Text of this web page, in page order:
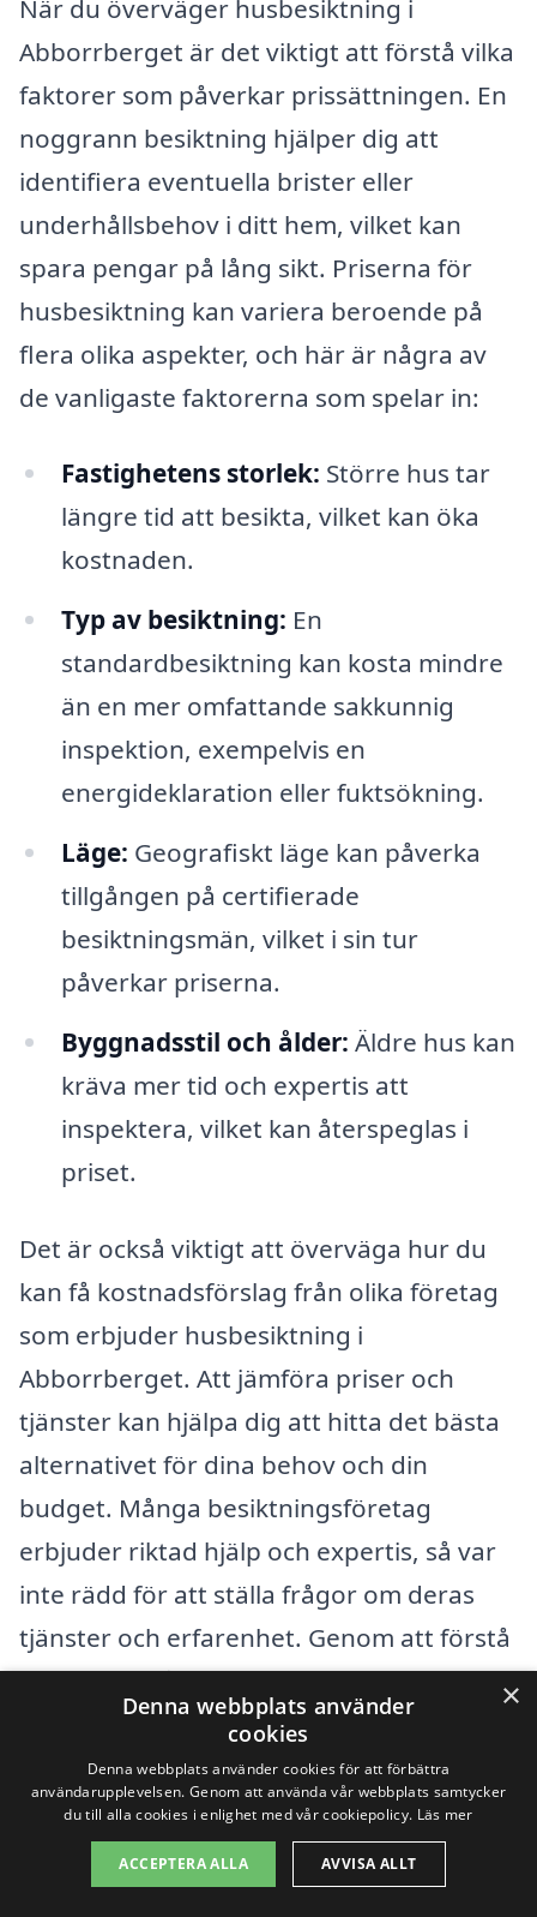
När du överväger husbesiktning i
Abborrberget är det viktigt att förstå vilka
faktorer som påverkar prissättningen. En
noggrann besiktning hjälper dig att
identifiera eventuella brister eller
underhållsbehov i ditt hem, vilket kan
spara pengar på lång sikt. Priserna för
husbesiktning kan variera beroende på
flera olika aspekter, och här är några av
de vanligaste faktorerna som spelar in:
Fastighetens storlek: Större hus tar
längre tid att besikta, vilket kan öka
kostnaden.
Typ av besiktning: En
standardbesiktning kan kosta mindre
än en mer omfattande sakkunnig
inspektion, exempelvis en
energideklaration eller fuktsökning.
Läge: Geografiskt läge kan påverka
tillgången på certifierade
besiktningsmän, vilket i sin tur
påverkar priserna.
Byggnadsstil och ålder: Äldre hus kan
kräva mer tid och expertis att
inspektera, vilket kan återspeglas i
priset.
Det är också viktigt att överväga hur du
kan få kostnadsförslag från olika företag
som erbjuder husbesiktning i
Abborrberget. Att jämföra priser och
tjänster kan hjälpa dig att hitta det bästa
alternativet för dina behov och din
budget. Många besiktningsföretag
erbjuder riktad hjälp och expertis, så var
inte rädd för att ställa frågor om deras
tjänster och erfarenhet. Genom att förstå
vad som ingår i en husbesiktning kan du
känna dig tryggare när du väljer rätt
företag för att utföra inspektionen.
Genom att göra en grundlig research och
överväga de olika faktorerna kan du
×
Denna webbplats använder
cookies
Denna webbplats använder cookies för att förbättra
användarupplevelsen. Genom att använda vår webbplats samtycker
du till alla cookies i enlighet med vår cookiepolicy. Läs mer
ACCEPTERA ALLA AVVISA ALLT